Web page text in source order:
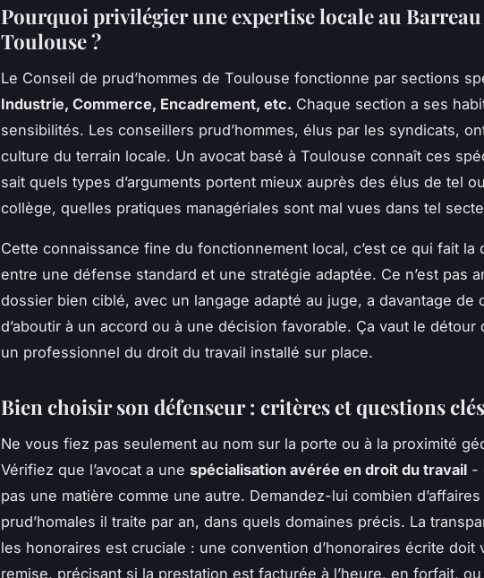
Pourquoi privilégier une expertise locale au Barreau
Toulouse ?
Le Conseil de prud’hommes de Toulouse fonctionne par sections
Industrie, Commerce, Encadrement, etc. Chaque section a ses
sensibilités. Les conseillers prud’hommes, élus par les syndicats,
culture du terrain locale. Un avocat basé à Toulouse connaît ces
sait quels types d’arguments portent mieux auprès des élus de tel
collège, quelles pratiques managériales sont mal vues dans tel
Cette connaissance fine du fonctionnement local, c’est ce qui fait la
entre une défense standard et une stratégie adaptée. Ce n’est pas
dossier bien ciblé, avec un langage adapté au juge, a davantage de
d’aboutir à un accord ou à une décision favorable. Ça vaut le détour
un professionnel du droit du travail installé sur place.
Bien choisir son défenseur : critères et questions clés
Ne vous fiez pas seulement au nom sur la porte ou à la proximité
Vérifiez que l’avocat a une spécialisation avérée en droit du travail -
pas une matière comme une autre. Demandez-lui combien d’affaires
prud’homales il traite par an, dans quels domaines précis. La
les honoraires est cruciale : une convention d’honoraires écrite doit
remise, précisant si la prestation est facturée à l’heure, en forfait,